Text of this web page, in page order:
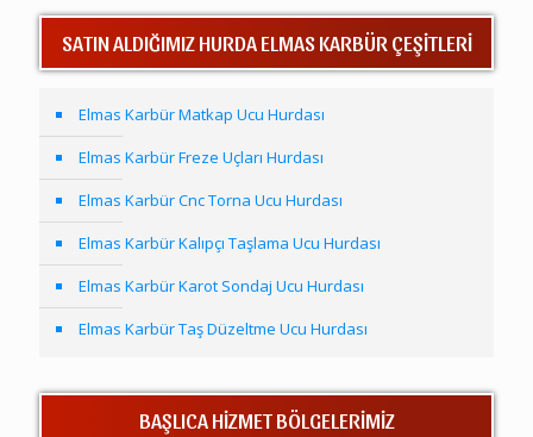
SATIN ALDIĞIMIZ HURDA ELMAS KARBÜR ÇEŞİTLERİ
Elmas Karbür Matkap Ucu Hurdası
Elmas Karbür Freze Uçları Hurdası
Elmas Karbür Cnc Torna Ucu Hurdası
Elmas Karbür Kalıpçı Taşlama Ucu Hurdası
Elmas Karbür Karot Sondaj Ucu Hurdası
Elmas Karbür Taş Düzeltme Ucu Hurdası
BAŞLICA HİZMET BÖLGELERİMİZ